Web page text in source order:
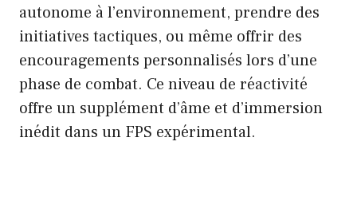
autonome à l’environnement, prendre des
initiatives tactiques, ou même offrir des
encouragements personnalisés lors d’une
phase de combat. Ce niveau de réactivité
offre un supplément d’âme et d’immersion
inédit dans un FPS expérimental.